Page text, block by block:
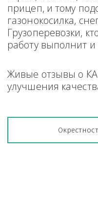
прицеп, и тому
газонокосилка,
Грузоперевозки,
работу выполнит и
Живые отзывы о
улучшения